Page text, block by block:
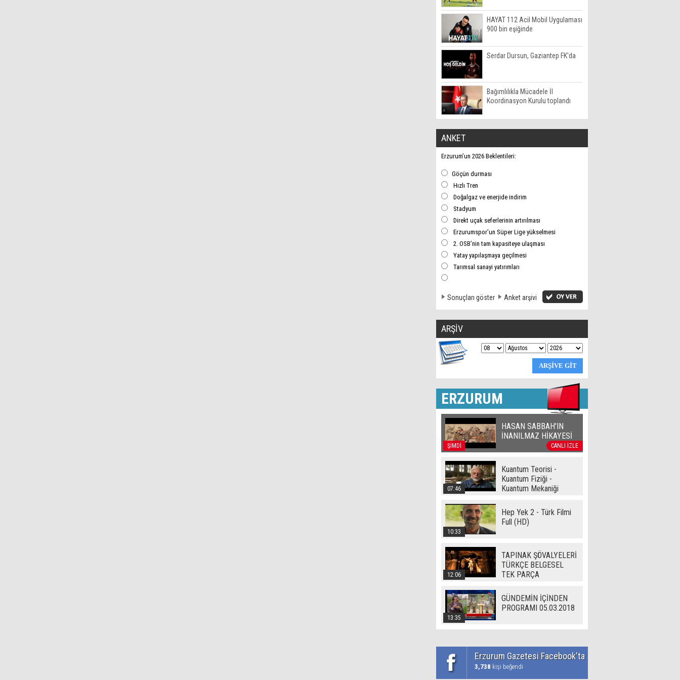
HAYAT 112 Acil Mobil Uygulaması
900 bin eşiğinde
Serdar Dursun, Gaziantep FK'da
Bağımlılıkla Mücadele İl
Koordinasyon Kurulu toplandı
ANKET
Erzurum’un 2026 Beklentileri:
Göçün durması
Hızlı Tren
Doğalgaz ve enerjide indirim
Stadyum
Direkt uçak seferlerinin artırılması
Erzurumspor’un Süper Lige yükselmesi
2. OSB’nin tam kapasiteye ulaşması
Yatay yapılaşmaya geçilmesi
Tarımsal sanayi yatırımları
Sonuçları göster Anket arşivi
ARŞİV
ERZURUM
ŞİMDİ CANLI İZLE
HASAN SABBAH'IN
İNANILMAZ HİKAYESİ
07:46
Kuantum Teorisi -
Kuantum Fiziği -
Kuantum Mekaniği
10:33
Hep Yek 2 - Türk Filmi
Full (HD)
12:06
TAPINAK ŞÖVALYELERİ
TÜRKÇE BELGESEL
TEK PARÇA
13:35
GÜNDEMİN İÇİNDEN
PROGRAMI 05.03.2018
Erzurum Gazetesi Facebook'ta
3,738 kişi beğendi